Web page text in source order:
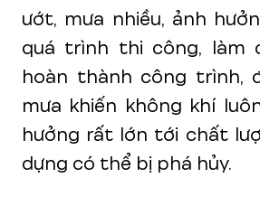
ướt, mưa nhiều, ảnh
quá trình thi công, làm
hoàn thành công trình,
mưa khiến không khí
hưởng rất lớn tới chất
dựng có thể bị phá hủy.